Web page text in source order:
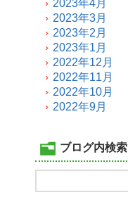
2023年4月
2023年3月
2023年2月
2023年1月
2022年12月
2022年11月
2022年10月
2022年9月
ブログ内検索